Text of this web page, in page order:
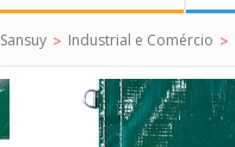
Sansuy Industrial e Comércio